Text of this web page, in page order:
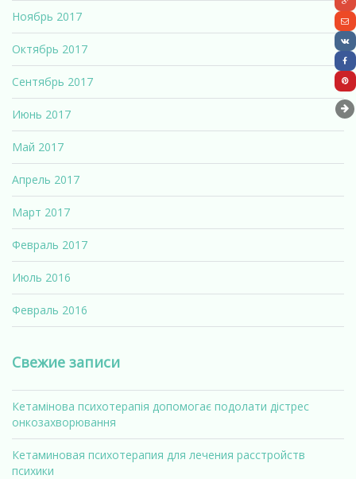
Ноябрь 2017
Октябрь 2017
Сентябрь 2017
Июнь 2017
Май 2017
Апрель 2017
Март 2017
Февраль 2017
Июль 2016
Февраль 2016
Свежие записи
Кетамінова психотерапія допомогає подолати дістрес
онкозахворювання
Кетаминовая психотерапия для лечения расстройств
психики